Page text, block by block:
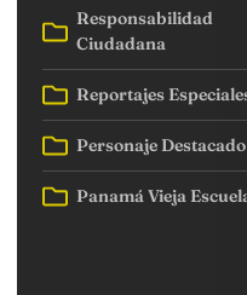
Responsabilidad
Ciudadana
Reportajes
Personaje Destacado
Panamá Vieja